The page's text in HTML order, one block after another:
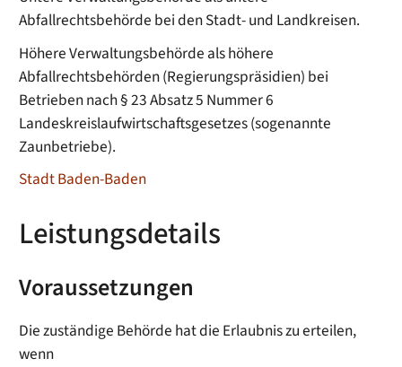
Abfallrechtsbehörde bei den Stadt- und Landkreisen.
Höhere Verwaltungsbehörde als höhere
Abfallrechtsbehörden (Regierungspräsidien) bei
Betrieben nach § 23 Absatz 5 Nummer 6
Landeskreislaufwirtschaftsgesetzes (sogenannte
Zaunbetriebe).
Stadt Baden-Baden
Leistungsdetails
Voraussetzungen
Die zuständige Behörde hat die Erlaubnis zu erteilen,
wenn